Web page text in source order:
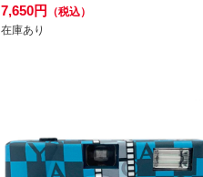
7,650円
（税込）
在庫あり